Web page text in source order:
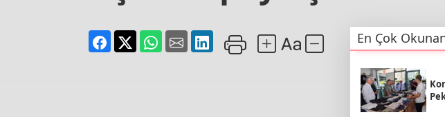
En Çok